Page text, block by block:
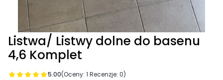
Listwa/ Listwy dolne do basenu
4,6 Komplet
5.00(Oceny: 1 Recenzje: 0)